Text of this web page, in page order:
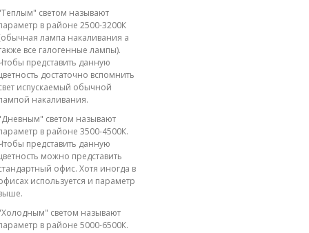
светом называют
в районе 2500-3200К
лампа накаливания а
все галогенные лампы).
представить данную
достаточно вспомнить
испускаемый обычной
накаливания.
светом называют
в районе 3500-4500К.
представить данную
можно представить
офис. Хотя иногда в
используется и параметр
светом называют
в районе 5000-6500К.